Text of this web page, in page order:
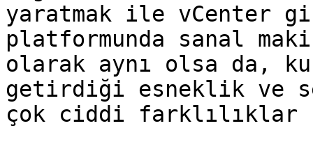
yaratmak ile vCenter
platformunda sanal
olarak aynı olsa da,
getirdiği esneklik ve
çok ciddi farklılıklar